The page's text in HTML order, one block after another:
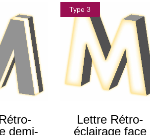
demi-
Type 3
Lettre Rétro-
éclairage face